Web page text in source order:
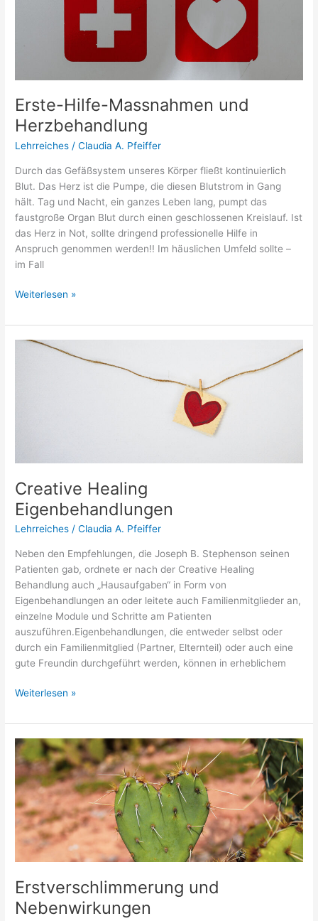
Erste-Hilfe-Massnahmen und
Herzbehandlung
Lehrreiches /Claudia A. Pfeiffer
Durch das Gefäßsystem unseres Körper fließt kontinuierlich
Blut. Das Herz ist die Pumpe, die diesen Blutstrom in Gang
hält. Tag und Nacht, ein ganzes Leben lang, pumpt das
faustgroße Organ Blut durch einen geschlossenen Kreislauf. Ist
das Herz in Not, sollte dringend professionelle Hilfe in
Anspruch genommen werden!! Im häuslichen Umfeld sollte –
im Fall
Herzbehandlung
Weiterlesen »
Creative Healing
Eigenbehandlungen
Lehrreiches /Claudia A. Pfeiffer
Neben den Empfehlungen, die Joseph B. Stephenson seinen
Patienten gab, ordnete er nach der Creative Healing
Behandlung auch „Hausaufgaben“ in Form von
Eigenbehandlungen an oder leitete auch Familienmitglieder an,
einzelne Module und Schritte am Patienten
auszuführen.Eigenbehandlungen, die entweder selbst oder
durch ein Familienmitglied (Partner, Elternteil) oder auch eine
gute Freundin durchgeführt werden, können in erheblichem
Creative
Weiterlesen »
Erstverschlimmerung und
Nebenwirkungen
Erstverschlimmerung
und
Nebenwirkungen